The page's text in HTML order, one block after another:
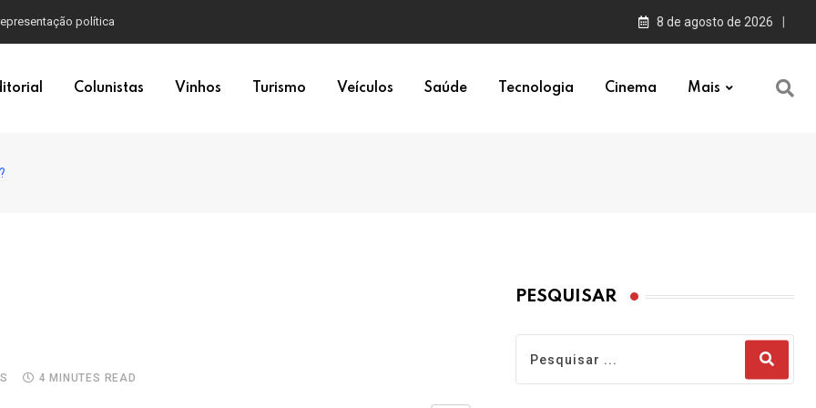
8 de agosto de 2026
Colunistas Vinhos Turismo Veículos Saúde Tecnologia Cinema Mais
4 MINUTES READ
PESQUISAR